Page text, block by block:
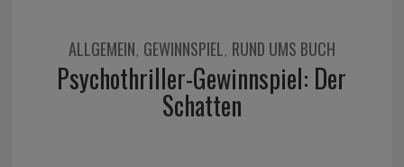
ALLGEMEIN, GEWINNSPIEL, RUND UMS BUCH
Psychothriller-Gewinnspiel: Der
Schatten